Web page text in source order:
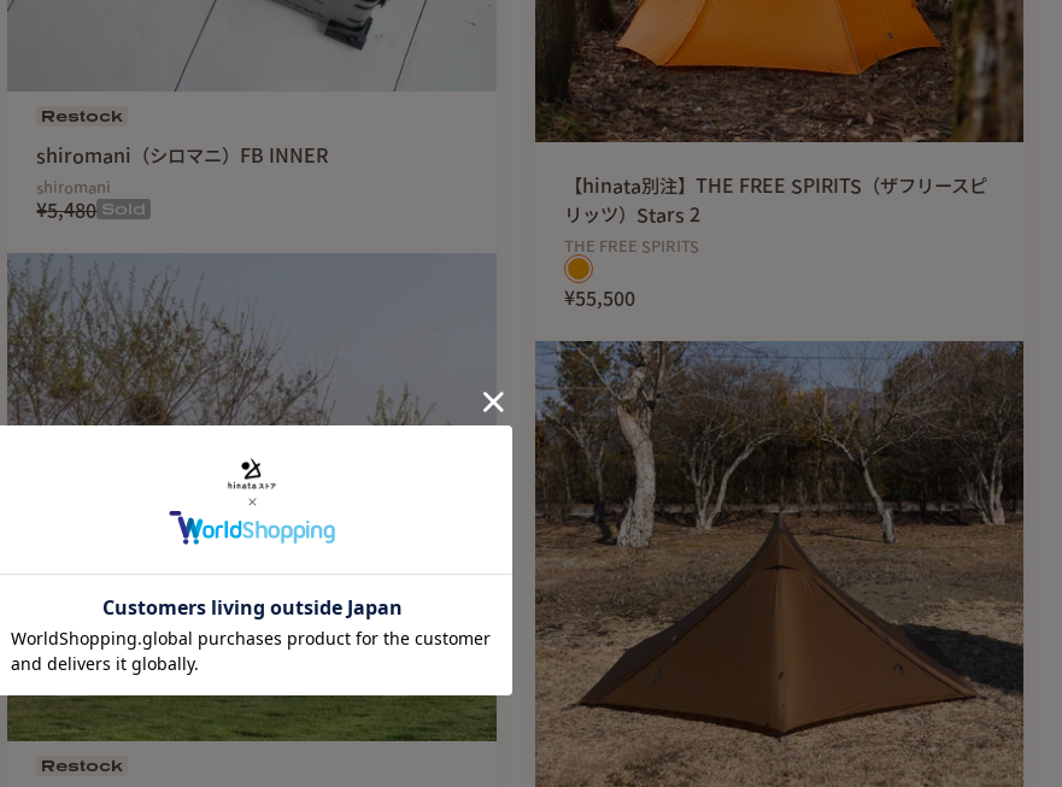
Restock
shiromani（シロマニ）FB INNER
shiromani
¥5,480 Sold
Restock
【hinata別注】THE FREE SPIRITS（ザフリースピ
リッツ）Stars 2
THE FREE SPIRITS
¥55,500